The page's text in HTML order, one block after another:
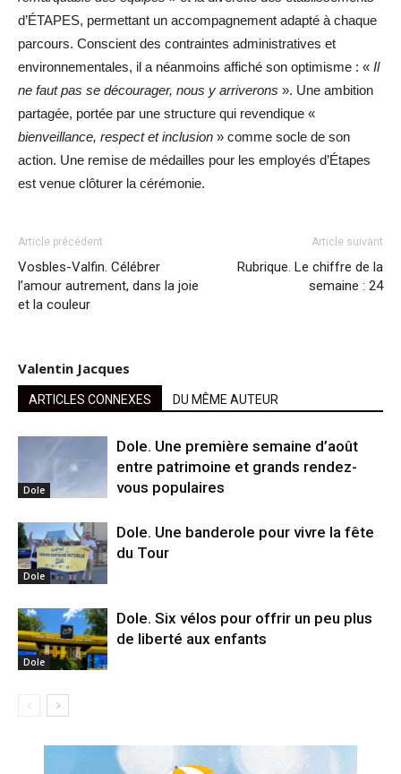
d’ÉTAPES, permettant un accompagnement adapté à chaque
parcours. Conscient des contraintes administratives et
environnementales, il a néanmoins affiché son optimisme : « Il
ne faut pas se décourager, nous y arriverons ». Une ambition
partagée, portée par une structure qui revendique «
bienveillance, respect et inclusion » comme socle de son
action. Une remise de médailles pour les employés d’Étapes
est venue clôturer la cérémonie.
Article précédent
Vosbles-Valfin. Célébrer
l’amour autrement, dans la joie
et la couleur
Article suivant
Rubrique. Le chiffre de la
semaine : 24
Valentin Jacques
ARTICLES CONNEXES DU MÊME AUTEUR
Dole
Dole. Une première semaine d’août
entre patrimoine et grands rendez-
vous populaires
Dole
Dole. Une banderole pour vivre la fête
du Tour
Dole
Dole. Six vélos pour offrir un peu plus
de liberté aux enfants